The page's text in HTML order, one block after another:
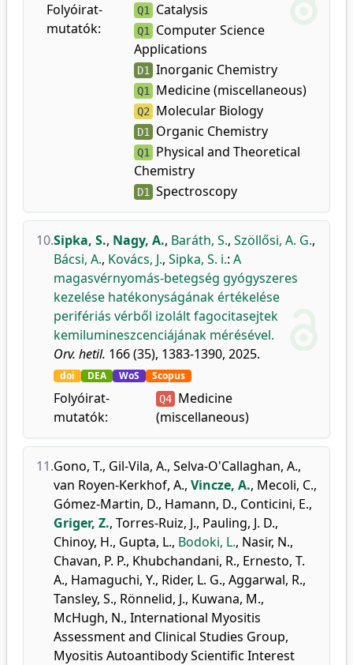
Folyóirat-
mutatók:
Q1 Catalysis
Q1
Computer Science
Applications
D1 Inorganic Chemistry
Q1 Medicine (miscellaneous)
Q2 Molecular Biology
D1 Organic Chemistry
Q1
Physical and Theoretical
Chemistry
D1 Spectroscopy
10.Sipka, S., Nagy, A., Baráth, S., Szöllősi, A. G.,
Bácsi, A., Kovács, J., Sipka, S. i.: A
magasvérnyomás-betegség gyógyszeres
kezelése hatékonyságának értékelése
perifériás vérből izolált fagocitasejtek
kemilumineszcenciájának mérésével.
Orv. hetil. 166 (35), 1383-1390, 2025.
doi DEA WoS Scopus
Folyóirat-
mutatók:
Q4 Medicine
(miscellaneous)
11.Gono, T., Gil-Vila, A., Selva-O'Callaghan, A.,
van Royen-Kerkhof, A., Vincze, A., Mecoli, C.,
Gómez-Martin, D., Hamann, D., Conticini, E.,
Griger, Z., Torres-Ruiz, J., Pauling, J. D.,
Chinoy, H., Gupta, L., Bodoki, L., Nasir, N.,
Chavan, P. P., Khubchandani, R., Ernesto, T.
A., Hamaguchi, Y., Rider, L. G., Aggarwal, R.,
Tansley, S., Rönnelid, J., Kuwana, M.,
McHugh, N., International Myositis
Assessment and Clinical Studies Group,
Myositis Autoantibody Scientific Interest